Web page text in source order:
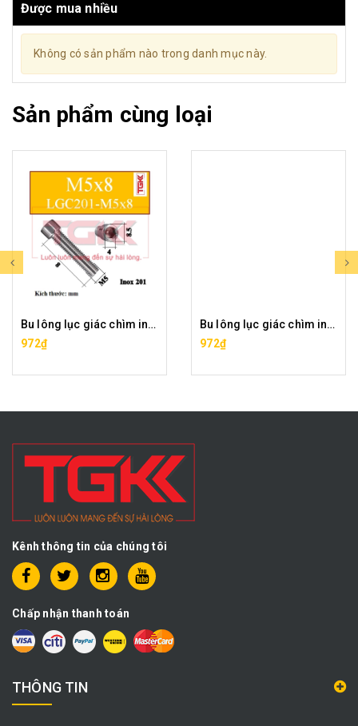
Được mua nhiều
Không có sản phẩm nào trong danh mục này.
Sản phẩm cùng loại
Bu lông lục giác chìm inox 201-M5x8
972₫
Bu lông lục giác chìm inox 201-M5x10
972₫
Kênh thông tin của chúng tôi
Chấp nhận thanh toán
THÔNG TIN